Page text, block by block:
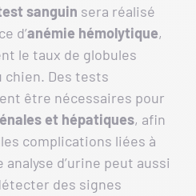
sanguin sera réalisé
d’anémie hémolytique,
le taux de globules
chien. Des tests
être nécessaires pour
et hépatiques, afin
complications liées à
d’urine peut aussi
des signes